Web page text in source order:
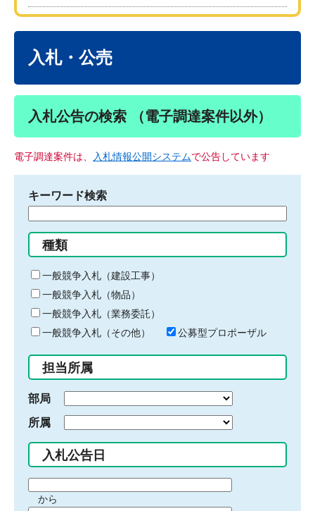
入札・公売
入札公告の検索 （電子調達案件以外）
電子調達案件は、 入札情報公開システムで公告しています
キーワード検索
る
キ
ー
ワ
ー
ド
入
力
種類
一般競争入札（建設工事）
一般競争入札（物品）
一般競争入札（業務委託）
一般競争入札（その他）
公募型プロポーザル
担当所属
部局
所属
入札公告日
間から